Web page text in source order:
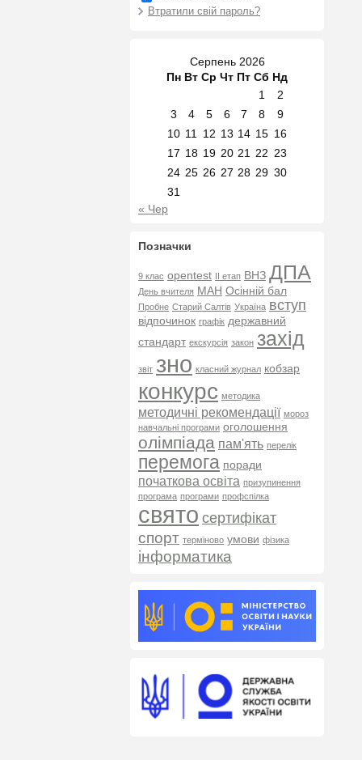
Втратили свій пароль?
Серпень 2026
Пн Вт Ср Чт Пт Сб Нд
1
2
3
4 5 6 7 8
9
10 11 12 13 14 15 16
17 18 19 20 21 22 23
24 25 26 27 28 29 30
31
« Чер
Позначки
9 клас opentest ІІ етап ВНЗ ДПА
День вчителя МАН Осінній бал
Пробне Старий Салтів Україна вступ
відпочинок графік державний
стандарт екскурсія закон захід
звіт зно класний журнал кобзар
конкурс методика
методичні рекомендації мороз
навчальні програми оголошення
олімпіада пам'ять перелік
перемога поради
початкова освіта призупинення
програма програми профспілка
свято сертифікат
спорт терміново умови фізика
інформатика